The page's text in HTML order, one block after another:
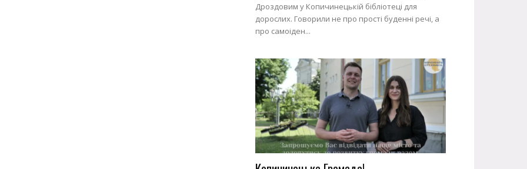
Дроздовим у Копичинецькій бібліотеці для
дорослих. Говорили не про прості буденні речі, а
про самоіден...